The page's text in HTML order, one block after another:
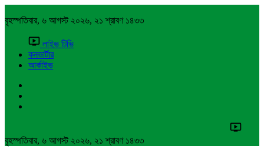
বৃহস্পতিবার, ৬ আগস্ট ২০২৬, ২১ শ্রাবণ ১৪৩৩
লাইভ টিভি
কনভার্টার
আর্কাইভ
বৃহস্পতিবার, ৬ আগস্ট ২০২৬, ২১ শ্রাবণ ১৪৩৩